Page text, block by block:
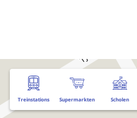
Treinstations Supermarkten Scholen